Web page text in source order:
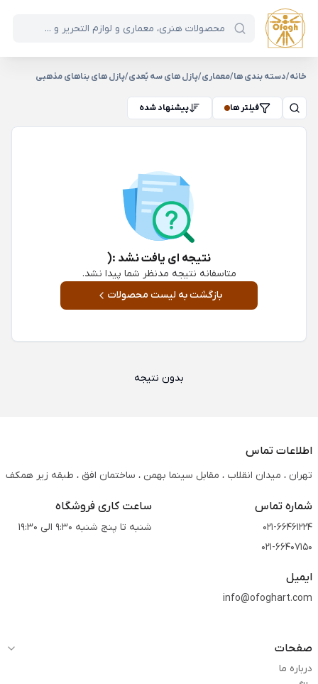
خانه/دسته بندی ها/معماری/پازل های سه بُعدی/پازل های بناهای مذهبی
فیلتر ها پیشنهاد شده
نتیجه ای یافت نشد :(
متاسفانه نتیجه مدنظر شما پیدا نشد.
بازگشت به لیست محصولات
بدون نتیجه
اطلاعات تماس
تهران ، میدان انقلاب ، مقابل سینما بهمن ، ساختمان افق ، طبقه زیر همکف
شماره تماس
021-66461224
021-66407150
ساعت کاری فروشگاه
شنبه تا پنج شنبه 9:30 الی 19:30
ایمیل
info@ofoghart.com
صفحات
درباره ما